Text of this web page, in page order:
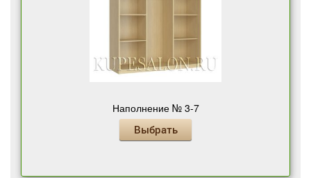
Наполнение № 3-7
Выбрать